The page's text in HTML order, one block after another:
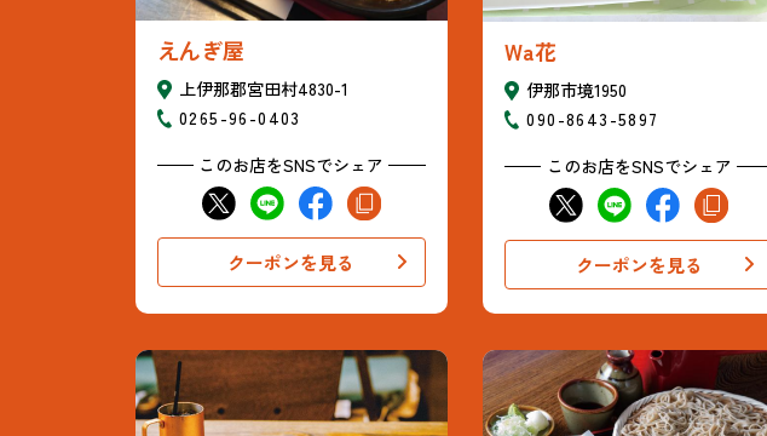
えんぎ屋
上伊那郡宮田村4830-1
0265-96-0403
このお店をSNSでシェア
クーポンを見る
Wa花
伊那市境1950
090-8643-5897
このお店をSNSでシェア
クーポンを見る